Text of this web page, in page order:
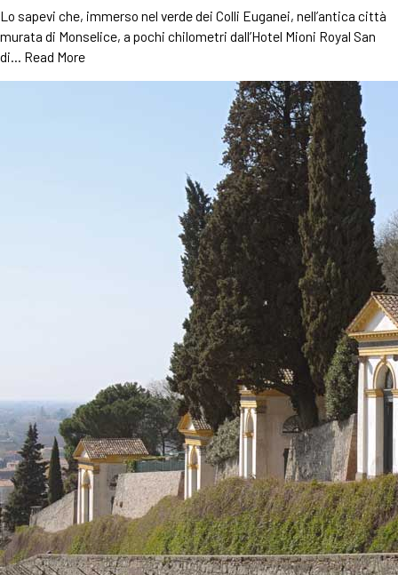
Lo sapevi che, immerso nel verde dei Colli Euganei, nell’antica città
murata di Monselice, a pochi chilometri dall’Hotel Mioni Royal San
di… Read More